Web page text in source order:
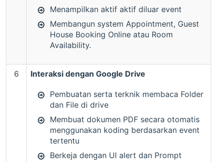
Menampilkan aktif aktif diluar event
Membangun system Appointment, Guest
House Booking Online atau Room
Availability.
6 Interaksi dengan Google Drive
Pembuatan serta terknik membaca Folder
dan File di drive
Membuat dokumen PDF secara otomatis
menggunakan koding berdasarkan event
tertentu
Berkeja dengan UI alert dan Prompt